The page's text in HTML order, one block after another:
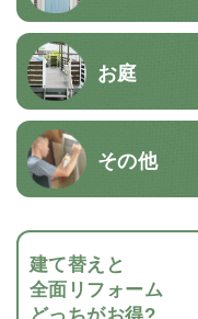
お庭
その他
建て替えと
全面リフォーム
どっちがお得?